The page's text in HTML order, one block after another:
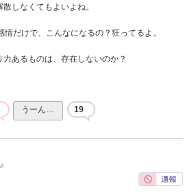
しなくてもよいよね。
だけで、こんなになるの？狂ってるよ。
あるものは、存在しないのか？
うーん… 19